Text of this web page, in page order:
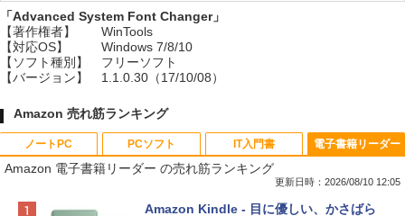
「Advanced System Font Changer」
【著作権者】
WinTools
【対応OS】
Windows 7/8/10
【ソフト種別】
フリーソフト
【バージョン】
1.1.0.30（17/10/08）
Amazon 売れ筋ランキング
ノートPC
Apple 2026 MacBook Neo A18 Proチッ
PCソフト
Robloxギフトカード - 800 Robux 【限
IT入門書
生成AIパスポート公式テキスト 第４版
電子書籍リーダー
Amazon 電子書籍リーダー の売れ筋ランキング
更新日時：2026/08/10 12:05
Amazon Kindle - 目に優しい、かさばら